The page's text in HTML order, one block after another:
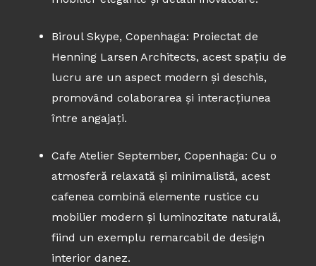
Biroul Skype, Copenhaga: Proiectat de
Henning Larsen Architects, acest spațiu de
lucru are un aspect modern și deschis,
promovând colaborarea și interacțiunea
între angajați.
Cafe Atelier September, Copenhaga: Cu o
atmosferă relaxată și minimalistă, acest
cafenea combină elemente rustice cu
mobilier modern și luminozitate naturală,
fiind un exemplu remarcabil de design
interior danez.